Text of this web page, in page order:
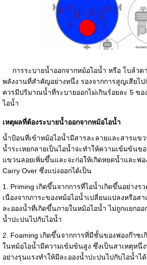
การระบายน้ำออกจากหม้อไอน้ำ หรือ โบล์วด
พลังงานที่สำคัญอย่างหนึ่ง รองจากการสูญเสียไป
ควรมีปริมาณน้ำที่ระบายออกไม่เกินร้อยละ 5 ข
ไอน้ำ
เหตุผลที่ต้องระบายน้ำออกจากหม้อไอน้ำ
น้ำป้อนที่เข้าหม้อไอน้ำมีสารละลายและสารแข
น้ำระเหยกลายเป็นไอน้ำจะทำให้ความเข้มข้นข
แขวนลอยเพิ่มขึ้นและจะก่อให้เกิดหยดน้ำและฟอ
Carry Over ซึ่งแบ่งออกได้เป็น
1. Priming เกิดขึ้นจากการที่ไอน้ำเกิดขึ้นอย่างร
เนื่องจากภาระของหม้อไอน้ำเปลี่ยนแปลงหรือส
ละอองน้ำที่เกิดขึ้นภายในหม้อไอน้ำ ไม่ถูกแยกออ
น้ำปะปนไปกับไอน้ำ
2. Foaming เกิดขึ้นจากการที่มีชั้นของฟองก๊าซ
ในหม้อไอน้ำมีความเข้มข้นสูง ซึ่งเป็นสาเหตุหนึ่ง
อย่างรุนแรงทำให้มีละอองน้ำปะปนไปกับไอน้ำไ